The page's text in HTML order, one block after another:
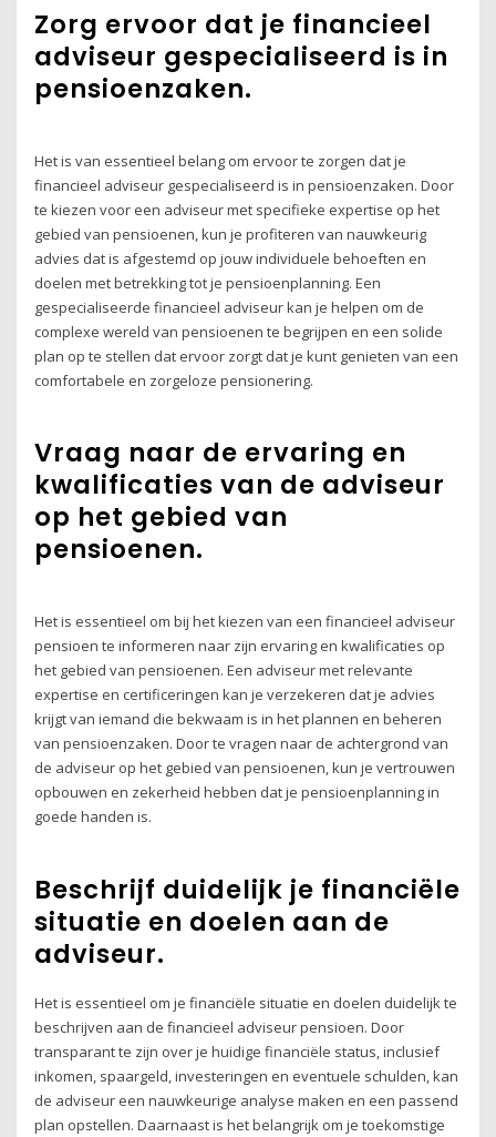
Zorg ervoor dat je financieel
adviseur gespecialiseerd is in
pensioenzaken.
Het is van essentieel belang om ervoor te zorgen dat je
financieel adviseur gespecialiseerd is in pensioenzaken. Door
te kiezen voor een adviseur met specifieke expertise op het
gebied van pensioenen, kun je profiteren van nauwkeurig
advies dat is afgestemd op jouw individuele behoeften en
doelen met betrekking tot je pensioenplanning. Een
gespecialiseerde financieel adviseur kan je helpen om de
complexe wereld van pensioenen te begrijpen en een solide
plan op te stellen dat ervoor zorgt dat je kunt genieten van een
comfortabele en zorgeloze pensionering.
Vraag naar de ervaring en
kwalificaties van de adviseur
op het gebied van
pensioenen.
Het is essentieel om bij het kiezen van een financieel adviseur
pensioen te informeren naar zijn ervaring en kwalificaties op
het gebied van pensioenen. Een adviseur met relevante
expertise en certificeringen kan je verzekeren dat je advies
krijgt van iemand die bekwaam is in het plannen en beheren
van pensioenzaken. Door te vragen naar de achtergrond van
de adviseur op het gebied van pensioenen, kun je vertrouwen
opbouwen en zekerheid hebben dat je pensioenplanning in
goede handen is.
Beschrijf duidelijk je financiële
situatie en doelen aan de
adviseur.
Het is essentieel om je financiële situatie en doelen duidelijk te
beschrijven aan de financieel adviseur pensioen. Door
transparant te zijn over je huidige financiële status, inclusief
inkomen, spaargeld, investeringen en eventuele schulden, kan
de adviseur een nauwkeurige analyse maken en een passend
plan opstellen. Daarnaast is het belangrijk om je toekomstige